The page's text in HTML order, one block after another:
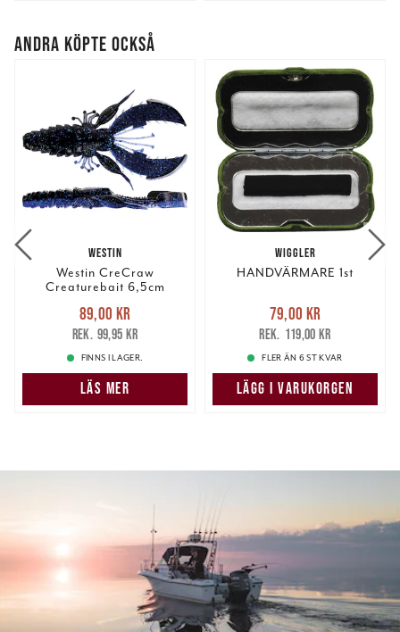
ANDRA KÖPTE OCKSÅ
WESTIN
Westin CreCraw
Creaturebait 6,5cm
Nuvarande pris
89,00 krTidigare pris
99,95 kr
89,00 kr
99,95 kr
FINNS I LAGER.
LÄS MER
WIGGLER
HANDVÄRMARE 1st
Nuvarande pris
79,00 krTidigare pris
119,00 kr
79,00 kr
119,00 kr
FLER ÄN 6 ST KVAR
LÄGG I VARUKORGEN